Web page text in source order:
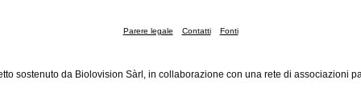
Parere legale Contatti Fonti
sostenuto da Biolovision Sàrl, in collaborazione con una rete di associazioni